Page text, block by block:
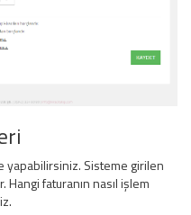
yapabilirsiniz. Sisteme girilen
faturanın nasıl işlem